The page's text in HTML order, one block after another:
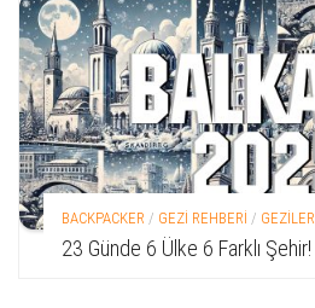
BACKPACKER / GEZİ REHBERİ / GEZİLER
23 Günde 6 Ülke 6 Farklı Şehir!